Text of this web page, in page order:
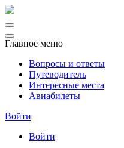
Главное меню
Вопросы и ответы
Путеводитель
Интересные места
Авиабилеты
Войти
Войти